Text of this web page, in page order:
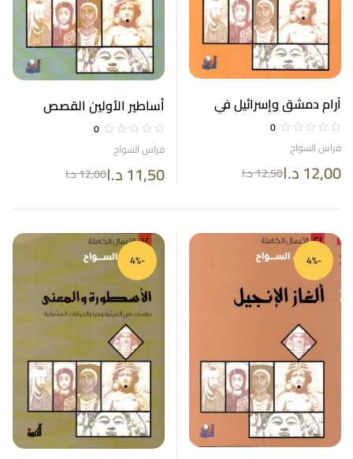
آرام دمشق وإسرائيل في
التاريخ والتاريخ التوراتي
الأعمال الكاملة 8
0
فراس السواح
12,50د.ا 12,00د.ا
أساطير الأولين القصص
القرآني ومتوازياته التوراتية
الأعمال الكاملة 22
0
فراس السواح
12,00د.ا 11,50د.ا
-4%
-4%